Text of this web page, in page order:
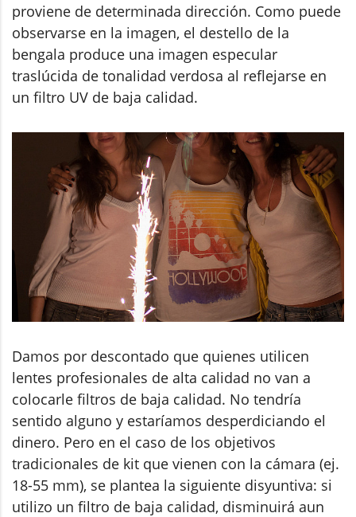
proviene de determinada dirección. Como puede
observarse en la imagen, el destello de la
bengala produce una imagen especular
traslúcida de tonalidad verdosa al reflejarse en
un filtro UV de baja calidad.
Damos por descontado que quienes utilicen
lentes profesionales de alta calidad no van a
colocarle filtros de baja calidad. No tendría
sentido alguno y estaríamos desperdiciando el
dinero. Pero en el caso de los objetivos
tradicionales de kit que vienen con la cámara (ej.
18-55 mm), se plantea la siguiente disyuntiva: si
utilizo un filtro de baja calidad, disminuirá aun